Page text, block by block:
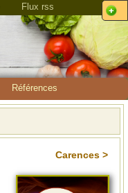
Flux rss
Références
Carences >